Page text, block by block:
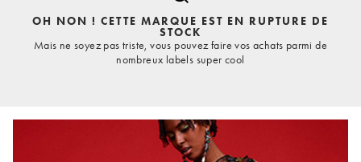
OH NON ! CETTE MARQUE EST EN RUPTURE DE
STOCK
Mais ne soyez pas triste, vous pouvez faire vos achats parmi de
nombreux labels super cool